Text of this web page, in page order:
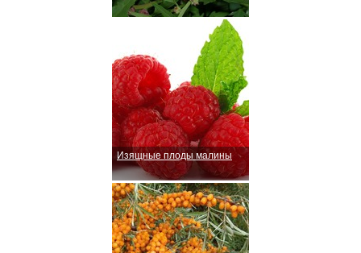
Изящные плоды малины